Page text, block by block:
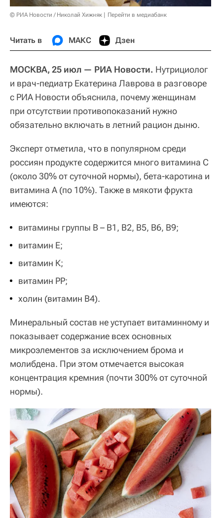
© РИА Новости / Николай Хижняк Перейти в медиабанк
Читать в МАКС Дзен
МОСКВА, 25 июл — РИА Новости. Нутрициолог
и врач-педиатр Екатерина Лаврова в разговоре
с РИА Новости объяснила, почему женщинам
при отсутствии противопоказаний нужно
обязательно включать в летний рацион дыню.
Эксперт отметила, что в популярном среди
россиян продукте содержится много витамина С
(около 30% от суточной нормы), бета-каротина и
витамина А (по 10%). Также в мякоти фрукта
имеются:
витамины группы B – В1, В2, В5, В6, В9;
витамин Е;
витамин К;
витамин РР;
холин (витамин B4).
Минеральный состав не уступает витаминному и
показывает содержание всех основных
микроэлементов за исключением брома и
молибдена. При этом отмечается высокая
концентрация кремния (почти 300% от суточной
нормы).